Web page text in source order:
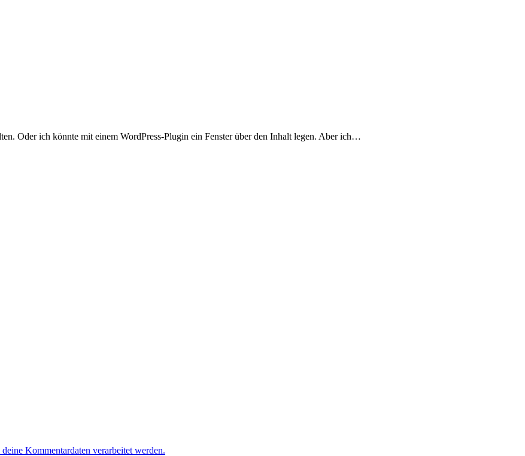
Oder ich könnte mit einem WordPress-Plugin ein Fenster über den Inhalt legen. Aber ich…
Kommentardaten verarbeitet werden.